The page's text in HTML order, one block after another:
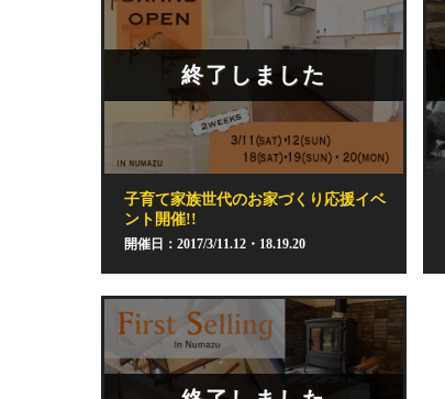
終了しました
子育て家族世代のお家づくり応援イベ
ント開催!!
開催日：2017/3/11.12・18.19.20